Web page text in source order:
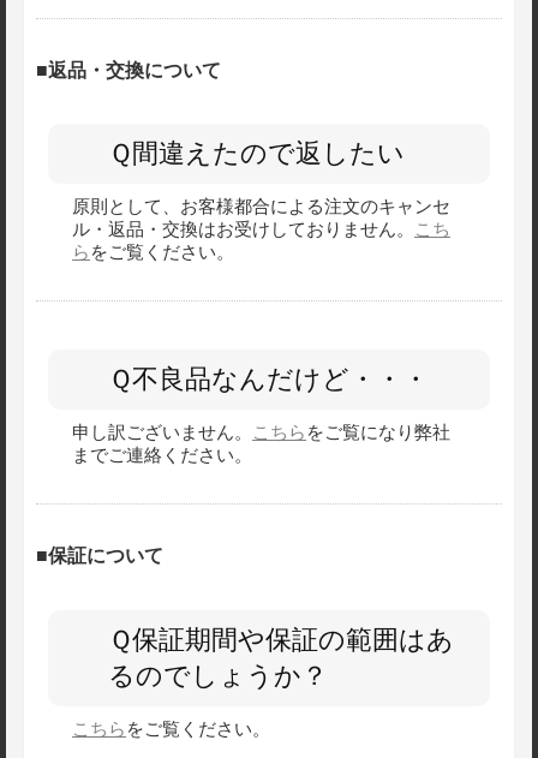
■返品・交換について
Ｑ間違えたので返したい
原則として、お客様都合による注文のキャンセ
ル・返品・交換はお受けしておりません。
こち
ら をご覧ください。
Ｑ不良品なんだけど・・・
申し訳ございません。 こちら をご覧になり弊社
までご連絡ください。
■保証について
Ｑ保証期間や保証の範囲はあ
るのでしょうか？
こちら をご覧ください。